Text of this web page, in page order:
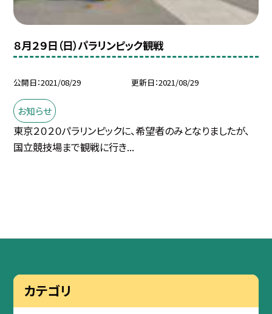
８月２９日（日）パラリンピック観戦
公開日 2021/08/29 更新日 2021/08/29
お知らせ
東京２０２０パラリンピックに、希望者のみとなりましたが、
国立競技場まで観戦に行き...
カテゴリ